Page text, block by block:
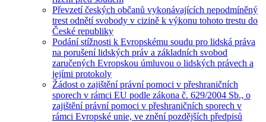
Převzetí českých občanů vykonávajících nepodmíněný
trest odnětí svobody v cizině k výkonu tohoto trestu do
České republiky
Podání stížnosti k Evropskému soudu pro lidská práva
na porušení lidských práv a základních svobod
zaručených Evropskou úmluvou o lidských právech a
jejími protokoly
Žádost o zajištění právní pomoci v přeshraničních
sporech v rámci EU podle zákona č. 629/2004 Sb., o
zajištění právní pomoci v přeshraničních sporech v
rámci Evropské unie, ve znění pozdějších předpisů